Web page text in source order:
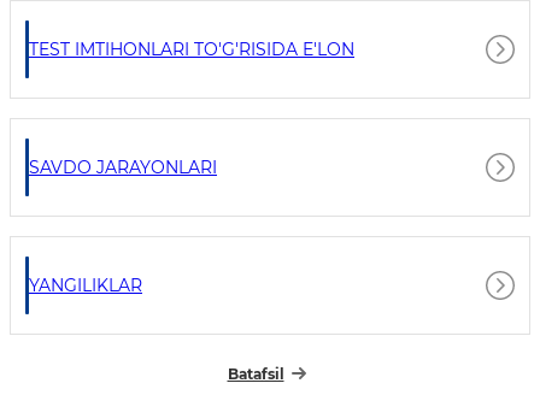
TEST IMTIHONLARI TO'G'RISIDA E'LON
SAVDO JARAYONLARI
YANGILIKLAR
Batafsil